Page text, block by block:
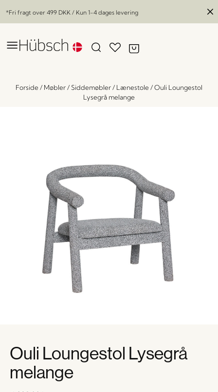
*Fri fragt over 499 DKK / Kun 1-4 dages levering
Forside/ Møbler/ Siddemøbler/ Lænestole/Ouli Loungestol
Lysegrå melange
Ouli Loungestol Lysegrå
melange